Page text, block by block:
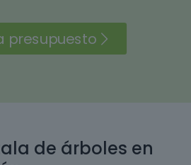
presupuesto
de árboles en